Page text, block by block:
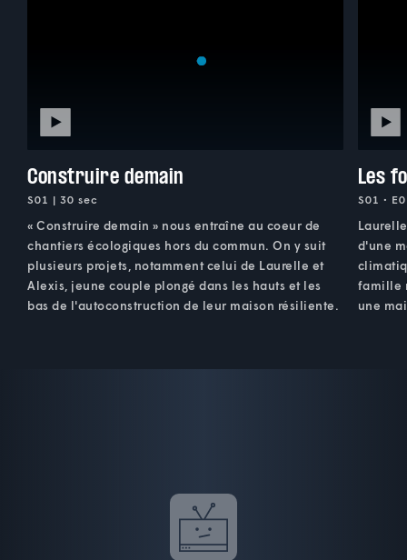
Construire demain
S01 | 30 sec
« Construire demain » nous entraîne au coeur de
chantiers écologiques hors du commun. On y suit
plusieurs projets, notamment celui de Laurelle et
Alexis, jeune couple plongé dans les hauts et les
bas de l'autoconstruction de leur maison résiliente.
Les
S01 •
d'une
famille
une